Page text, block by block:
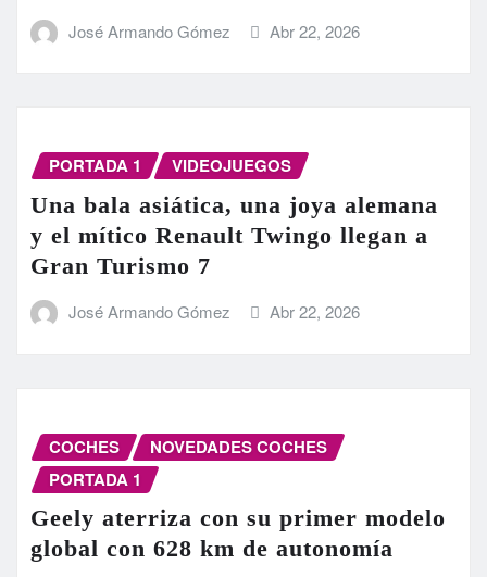
José Armando Gómez Abr 22, 2026
PORTADA 1 VIDEOJUEGOS
Una bala asiática, una joya alemana
y el mítico Renault Twingo llegan a
Gran Turismo 7
José Armando Gómez Abr 22, 2026
COCHES
NOVEDADES COCHES
PORTADA 1
Geely aterriza con su primer modelo
global con 628 km de autonomía